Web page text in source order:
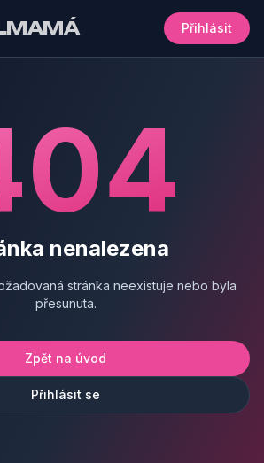
Přihlásit
nenalezena
stránka neexistuje nebo byla
přesunuta.
Zpět na úvod
Přihlásit se